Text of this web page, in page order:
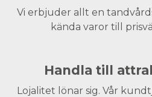
Vi erbjuder allt en
kända varor till
Handla till
Lojalitet lönar sig. Vår